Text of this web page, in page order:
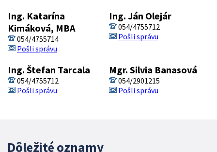
Ing. Katarína
Kimáková, MBA
054/4755714
Pošli správu
Ing. Ján Olejár
054/4755712
Pošli správu
Ing. Štefan Tarcala
054/4755712
Pošli správu
Mgr. Silvia Banasová
054/2901215
Pošli správu
Dôležité oznamy